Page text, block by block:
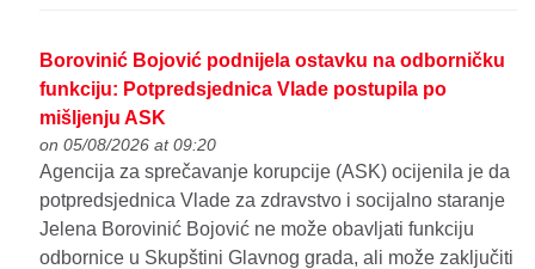
Borovinić Bojović podnijela ostavku na odborničku
funkciju: Potpredsjednica Vlade postupila po
mišljenju ASK
on 05/08/2026 at 09:20
Agencija za sprečavanje korupcije (ASK) ocijenila je da
potpredsjednica Vlade za zdravstvo i socijalno staranje
Jelena Borovinić Bojović ne može obavljati funkciju
odbornice u Skupštini Glavnog grada, ali može zaključiti